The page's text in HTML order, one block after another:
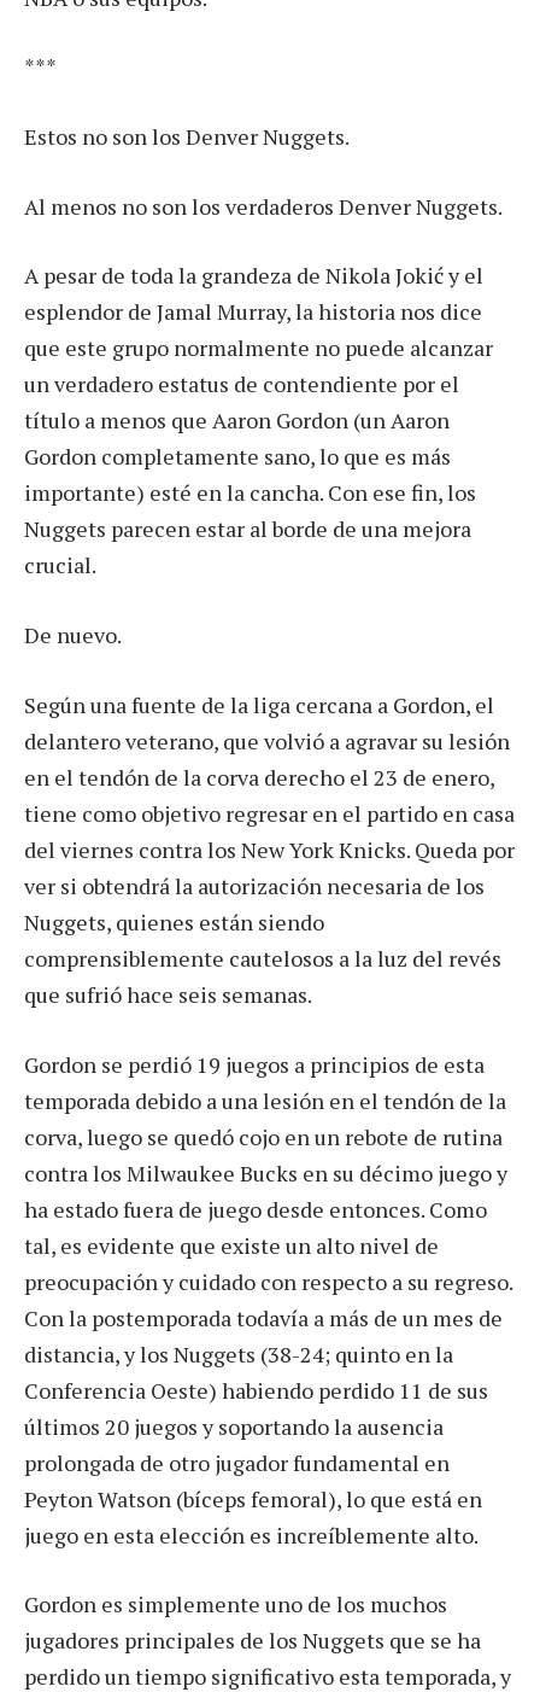
***
Estos no son los Denver Nuggets.
Al menos no son los verdaderos Denver Nuggets.
A pesar de toda la grandeza de Nikola Jokić y el
esplendor de Jamal Murray, la historia nos dice
que este grupo normalmente no puede alcanzar
un verdadero estatus de contendiente por el
título a menos que Aaron Gordon (un Aaron
Gordon completamente sano, lo que es más
importante) esté en la cancha. Con ese fin, los
Nuggets parecen estar al borde de una mejora
crucial.
De nuevo.
Según una fuente de la liga cercana a Gordon, el
delantero veterano, que volvió a agravar su lesión
en el tendón de la corva derecho el 23 de enero,
tiene como objetivo regresar en el partido en casa
del viernes contra los New York Knicks. Queda por
ver si obtendrá la autorización necesaria de los
Nuggets, quienes están siendo
comprensiblemente cautelosos a la luz del revés
que sufrió hace seis semanas.
Gordon se perdió 19 juegos a principios de esta
temporada debido a una lesión en el tendón de la
corva, luego se quedó cojo en un rebote de rutina
contra los Milwaukee Bucks en su décimo juego y
ha estado fuera de juego desde entonces. Como
tal, es evidente que existe un alto nivel de
preocupación y cuidado con respecto a su regreso.
Con la postemporada todavía a más de un mes de
distancia, y los Nuggets (38-24; quinto en la
Conferencia Oeste) habiendo perdido 11 de sus
últimos 20 juegos y soportando la ausencia
prolongada de otro jugador fundamental en
Peyton Watson (bíceps femoral), lo que está en
juego en esta elección es increíblemente alto.
Gordon es simplemente uno de los muchos
jugadores principales de los Nuggets que se ha
perdido un tiempo significativo esta temporada, y